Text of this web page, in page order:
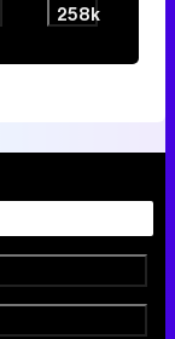
258k